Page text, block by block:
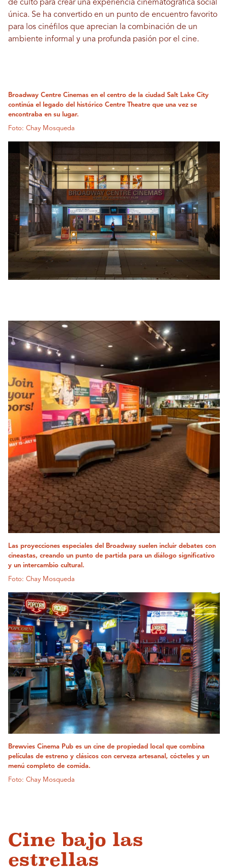
de culto para crear una experiencia cinematográfica social
única. Se ha convertido en un punto de encuentro favorito
para los cinéfilos que aprecian la combinación de un
ambiente informal y una profunda pasión por el cine.
Broadway Centre Cinemas en el centro de la ciudad Salt Lake City
continúa el legado del histórico Centre Theatre que una vez se
encontraba en su lugar.
Foto: Chay Mosqueda
Las proyecciones especiales del Broadway suelen incluir debates con
cineastas, creando un punto de partida para un diálogo significativo
y un intercambio cultural.
Foto: Chay Mosqueda
Brewvies Cinema Pub es un cine de propiedad local que combina
películas de estreno y clásicos con cerveza artesanal, cócteles y un
menú completo de comida.
Foto: Chay Mosqueda
Cine bajo las
estrellas